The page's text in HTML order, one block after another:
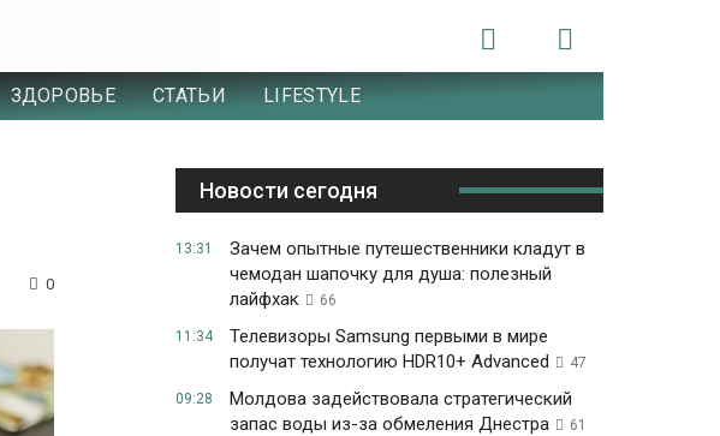
ЗДОРОВЬЕ СТАТЬИ LIFESTYLE
0
Новости сегодня
13:31
Зачем опытные путешественники кладут в
чемодан шапочку для душа: полезный
лайфхак
66
11:34
Телевизоры Samsung первыми в мире
получат технологию HDR10+ Advanced
47
09:28
Молдова задействовала стратегический
запас воды из-за обмеления Днестра
61